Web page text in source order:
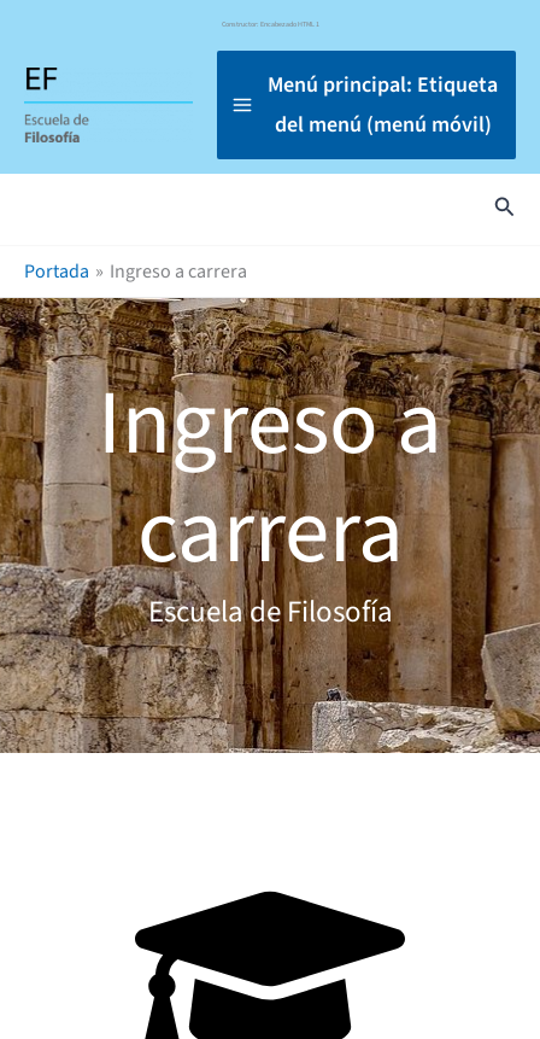
contenido
Constructor: Encabezado HTML 1
Menú principal: Etiqueta
del menú (menú móvil)
Portada Ingreso a carrera
Ingreso a
carrera
Escuela de Filosofía